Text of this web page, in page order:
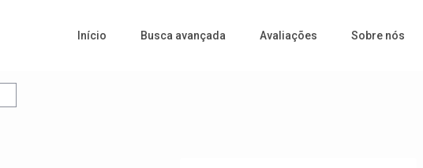
Início Busca avançada Avaliações Sobre nós